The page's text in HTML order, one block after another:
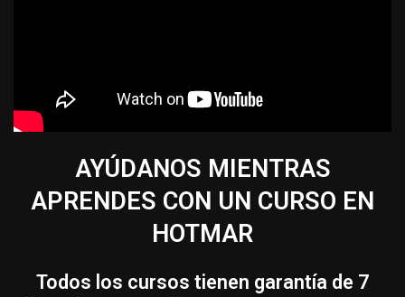
AYÚDANOS MIENTRAS
APRENDES CON UN CURSO EN
HOTMAR
Todos los cursos tienen garantía de 7